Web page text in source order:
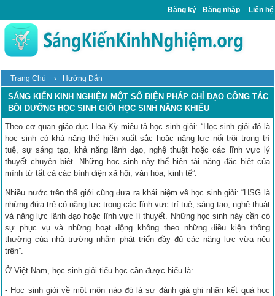
Đăng ký Đăng nhập Liên hệ
Trang Chủ › Hướng Dẫn
SÁNG KIẾN KINH NGHIỆM MỘT SỐ BIỆN PHÁP CHỈ ĐẠO CÔNG TÁC
BỒI DƯỠNG HỌC SINH GIỎI HỌC SINH NĂNG KHIẾU
Theo cơ quan giáo dục Hoa Kỳ miêu tả học sinh giỏi: “Học sinh giỏi đó là
học sinh có khả năng thể hiện xuất sắc hoặc năng lực nổi trội trong trí
tuệ, sự sáng tạo, khả năng lãnh đạo, nghệ thuật hoặc các lĩnh vực lý
thuyết chuyên biệt. Những học sinh này thể hiện tài năng đặc biệt của
mình từ tất cả các bình diện xã hội, văn hóa, kinh tế”.
Nhiều nước trên thế giới cũng đưa ra khái niệm về học sinh giỏi: “HSG là
những đứa trẻ có năng lực trong các lĩnh vực trí tuệ, sáng tạo, nghệ thuật
và năng lực lãnh đạo hoặc lĩnh vực lí thuyết. Những học sinh này cần có
sự phục vụ và những hoạt động không theo những điều kiện thông
thường của nhà trường nhằm phát triển đầy đủ các năng lực vừa nêu
trên”.
Ở Việt Nam, học sinh giỏi tiểu học cần được hiểu là:
- Học sinh giỏi về một môn nào đó là sự đánh giá ghi nhận kết quả học